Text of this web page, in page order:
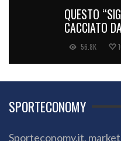
QUESTO
CACCIATO
56.8K
SPORTECONOMY
Sporteconomy.it,